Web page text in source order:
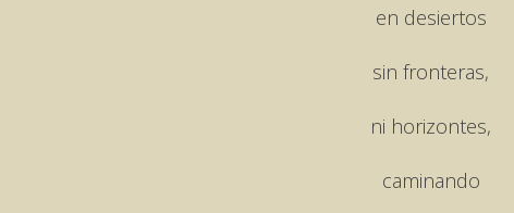
en desiertos
sin fronteras,
ni horizontes,
caminando